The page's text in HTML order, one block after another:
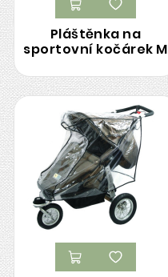
Pláštěnka na
sportovní kočárek M